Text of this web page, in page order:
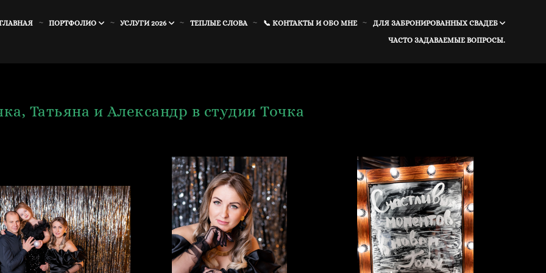
ПОРТФОЛИО УСЛУГИ 2026 ТЕПЛЫЕ СЛОВА 📞 КОНТАКТЫ И ОБО МНЕ
ДЛЯ ЗАБРОНИРОВАННЫХ СВАДЕБ
ЧАСТО ЗАДАВАЕМЫЕ ВОПРОСЫ.
Татьяна и Александр в студии Точка